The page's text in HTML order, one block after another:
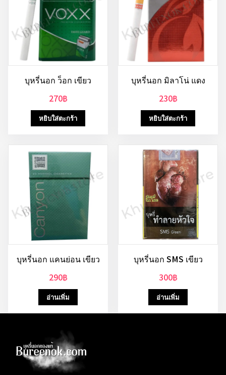
บุหรี่นอก ว็อก เขียว
270฿
หยิบใส่ตะกร้า
บุหรี่นอก มิลาโน่ แดง
230฿
หยิบใส่ตะกร้า
บุหรี่นอก แคนย่อน เขียว
290฿
อ่านเพิ่ม
บุหรี่นอก SMS เขียว
300฿
อ่านเพิ่ม